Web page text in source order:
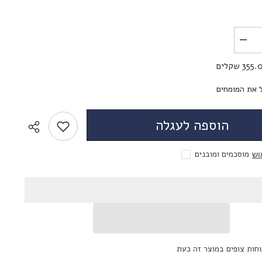
את
הכמות
עבור
Hidrocor
צבעוניות
שקלים
את המומחים
הוספה לעגלה
מוסכמים ומובנים